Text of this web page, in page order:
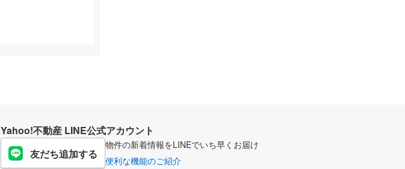
Yahoo!不動産 LINE公式アカウント
友だち追加する
物件の新着情報をLINEでいち早くお届け
便利な機能のご紹介